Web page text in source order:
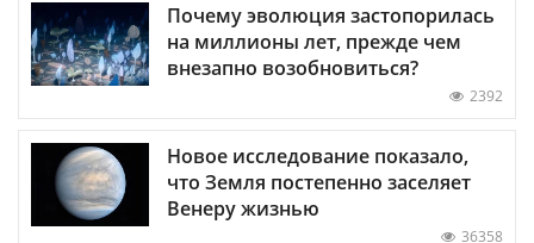
Почему эволюция застопорилась
на миллионы лет, прежде чем
внезапно возобновиться?
2392
Новое исследование показало,
что Земля постепенно заселяет
Венеру жизнью
36358